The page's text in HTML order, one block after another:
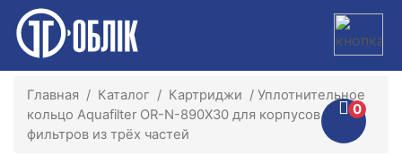
0
Главная / Каталог / Картриджи / Уплотнительное
кольцо Aquafilter OR-N-890X30 для корпусов
фильтров из трёх частей